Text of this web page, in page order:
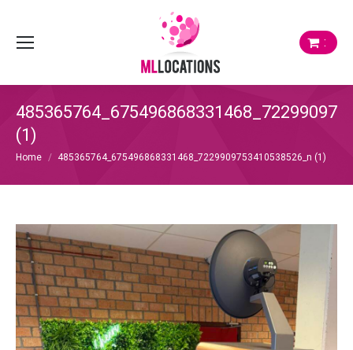
:
(1)
Je bent hier:
Home 485365764_675496868331468_7229909753410538526_n (1)